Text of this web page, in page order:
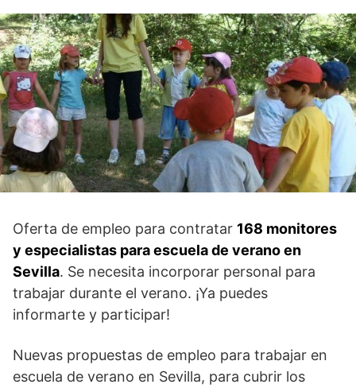
Oferta de empleo para contratar 168 monitores
y especialistas para escuela de verano en
Sevilla. Se necesita incorporar personal para
trabajar durante el verano. ¡Ya puedes
informarte y participar!
Nuevas propuestas de empleo para trabajar en
escuela de verano en Sevilla, para cubrir los